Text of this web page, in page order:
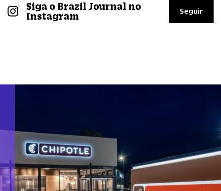
Siga o Brazil Journal no
Instagram
Seguir